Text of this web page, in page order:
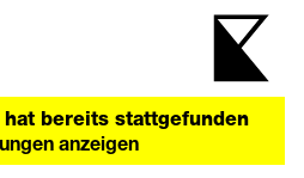
hat bereits stattgefunden
anzeigen